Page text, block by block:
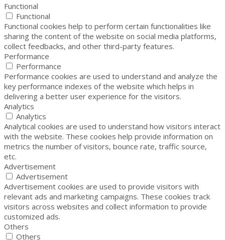
Functional
Functional
Functional cookies help to perform certain functionalities like
sharing the content of the website on social media platforms,
collect feedbacks, and other third-party features.
Performance
Performance
Performance cookies are used to understand and analyze the
key performance indexes of the website which helps in
delivering a better user experience for the visitors.
Analytics
Analytics
Analytical cookies are used to understand how visitors interact
with the website. These cookies help provide information on
metrics the number of visitors, bounce rate, traffic source,
etc.
Advertisement
Advertisement
Advertisement cookies are used to provide visitors with
relevant ads and marketing campaigns. These cookies track
visitors across websites and collect information to provide
customized ads.
Others
Others